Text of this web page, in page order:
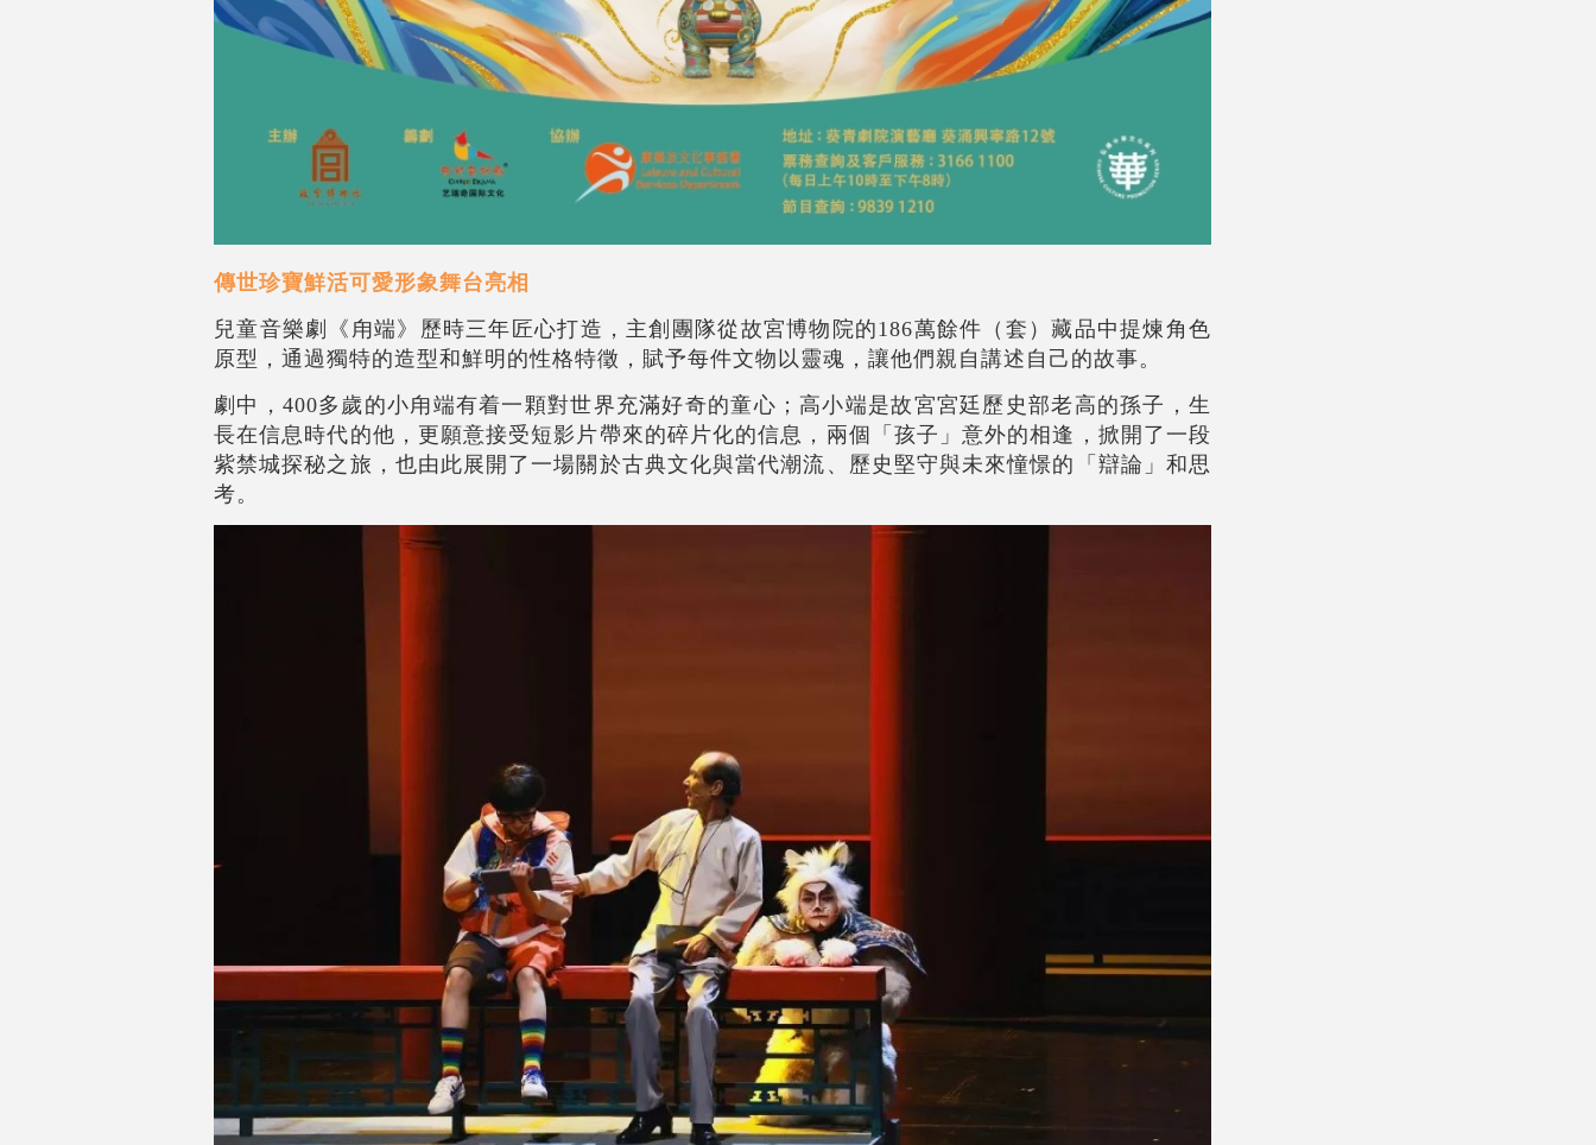
傳世珍寶鮮活可愛形象舞台亮相
兒童音樂劇《甪端》歷時三年匠心打造，主創團隊從故宮博物院的186萬餘件（套）藏品中提煉角色
原型，通過獨特的造型和鮮明的性格特徵，賦予每件文物以靈魂，讓他們親自講述自己的故事。
劇中，400多歲的小甪端有着一顆對世界充滿好奇的童心；高小端是故宮宮廷歷史部老高的孫子，生
長在信息時代的他，更願意接受短影片帶來的碎片化的信息，兩個「孩子」意外的相逢，掀開了一段
紫禁城探秘之旅，也由此展開了一場關於古典文化與當代潮流、歷史堅守與未來憧憬的「辯論」和思
考。